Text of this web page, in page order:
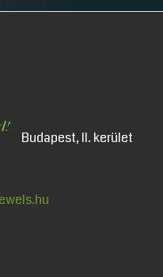
Budapest, II. kerület